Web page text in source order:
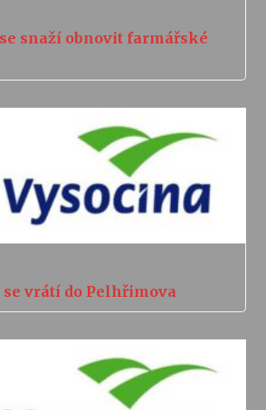
snaží obnovit farmářské
vrátí do Pelhřimova